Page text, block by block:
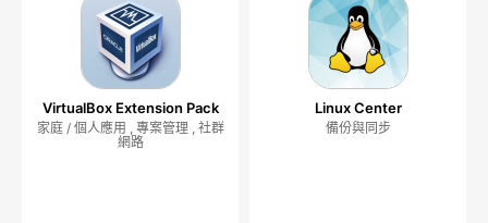
VirtualBox Extension Pack
家庭 / 個人應用 , 專案管理 , 社群
網路
Linux Center
備份與同步